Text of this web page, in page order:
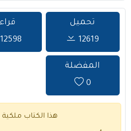
تحميل
12619
12598
المفضلة
0
هذا الكتاب